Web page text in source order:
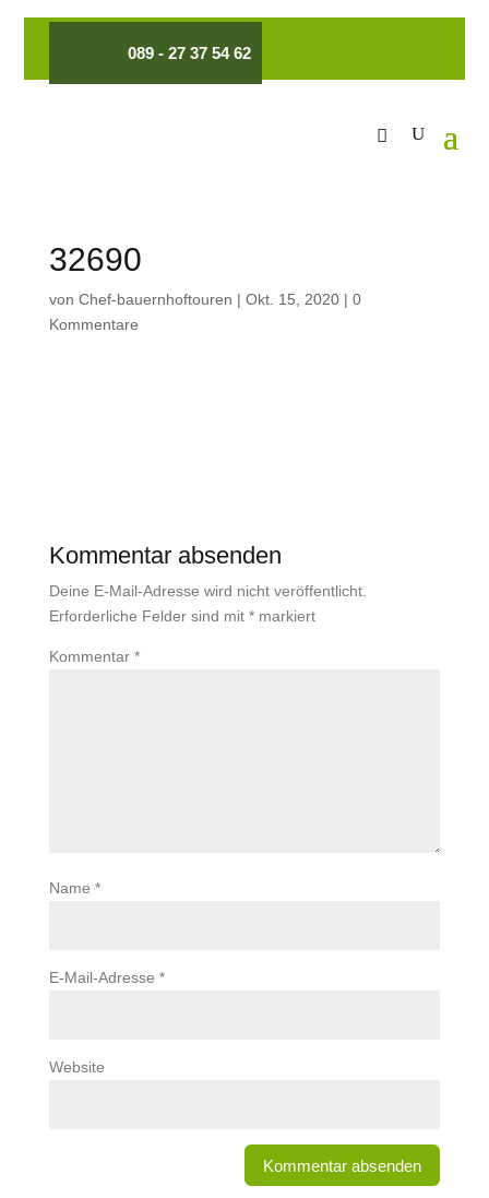
089 - 27 37 54 62
32690
von Chef-bauernhoftouren | Okt. 15, 2020| 0
Kommentare
Kommentar absenden
Deine E-Mail-Adresse wird nicht veröffentlicht.
Erforderliche Felder sind mit *markiert
Kommentar *
Name *
E-Mail-Adresse *
Website